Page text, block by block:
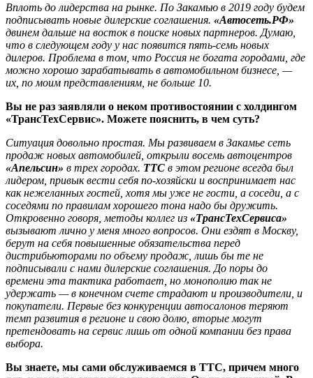
Вплоть до лидерства на рынке. По Закамью в 2019 году будем
подписывать новые дилерские соглашения. «Автосеть.РФ»
двинем дальше на восток в поиске новых партнеров. Думаю,
что в следующем году у нас появится пять-семь новых
дилеров. Проблема в том, что Россия не богата городами, где
можно хорошо зарабатывать в автомобильном бизнесе, —
их, по моим представлениям, не больше 10.
Вы не раз заявляли о неком противостоянии с холдингом
«ТрансТехСервис». Можете пояснить, в чем суть?
Ситуация довольно простая. Мы развиваем в Закамье сеть
продаж новых автомобилей, открыли восемь автоцентров
«Апельсин» в трех городах. ТТС в этом регионе всегда был
лидером, привык вести себя по-хозяйски и воспринимает нас
как нежеланных гостей, хотя мы уже не гости, а соседи, а с
соседями по правилам хорошего тона надо бы дружить.
Откровенно говоря, методы коллег из «ТрансТехСервиса»
вызывают лично у меня много вопросов. Они ездят в Москву,
берут на себя повышенные обязательства перед
дистрибьюторами по объему продаж, лишь бы те не
подписывали с нами дилерские соглашения. До поры до
времени эта тактика работает, но монополию так не
удержать — в конечном счете страдают и производители, и
покупатели. Первые без конкуренции автосалонов теряют
темп развития в регионе и свою долю, вторые могут
претендовать на сервис лишь от одной компании без права
выбора.
Вы знаете, мы сами обслуживаемся в ТТС, причем много